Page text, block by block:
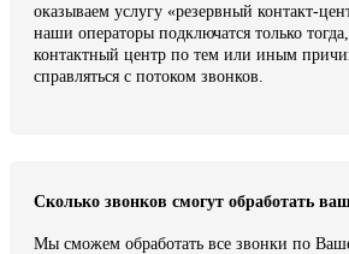
оказываем услугу «резервный контакт-
наши операторы подключатся только
контактный центр по тем или иным
справляться с потоком звонков.
Сколько звонков смогут обработать
Мы сможем обработать все звонки по